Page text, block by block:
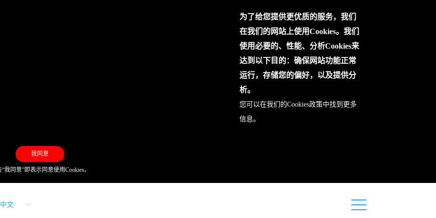
为了给您提供更优质的服务，我们
在我们的网站上使用Cookies。我们
使用必要的、性能、分析Cookies来
达到以下目的：确保网站功能正常
运行，存储您的偏好，以及提供分
析。
您可以在我们的Cookies政策中找到更多
信息。
我同意
我同意”即表示同意使用Cookies。